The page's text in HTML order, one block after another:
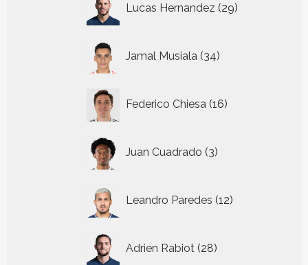
Lucas Hernandez 29
producten
Jamal Musiala 34
producten
Federico Chiesa 16
producten
Juan Cuadrado 3
producten
Leandro Paredes 12
producten
Adrien Rabiot 28
producten